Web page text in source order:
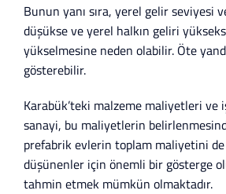
Bunun yanı sıra, yerel gelir seviyesi
düşükse ve yerel halkın geliri
yükselmesine neden olabilir. Öte
gösterebilir.
Karabük’teki malzeme maliyetleri ve
sanayi, bu maliyetlerin
prefabrik evlerin toplam maliyetini de
düşünenler için önemli bir gösterge
tahmin etmek mümkün olmaktadır.